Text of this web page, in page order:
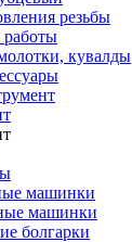
резьбы
работы
кувалды
машинки
машинки
болгарки